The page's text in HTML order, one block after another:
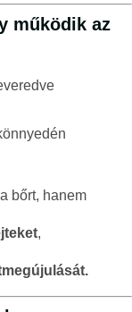
működik az
bőrt, hanem
,